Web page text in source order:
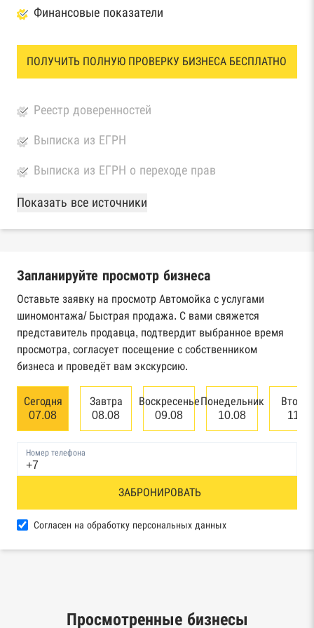
Финансовые показатели
ПОЛУЧИТЬ ПОЛНУЮ ПРОВЕРКУ БИЗНЕСА БЕСПЛАТНО
Реестр доверенностей
Выписка из ЕГРН
Выписка из ЕГРН о переходе прав
База Росстата
Реестры ЕГРЮЛ и ЕГРИП Федеральной
Реестр государственных контрактов
Федерального казначейства
Картотека арбитражных дел Высшего
арбитражного суда
Единый федеральный реестр сведений о
банкротстве юридических лиц
Реестр товарных знаков и знаков обслуживания
База исполнительного производства
Реестры лицензий: Росалкоголь,
Показать все источники
Запланируйте просмотр бизнеса
Оставьте заявку на просмотр Автомойка с услугами
шиномонтажа/ Быстрая продажа. С вами свяжется
представитель продавца, подтвердит выбранное время
просмотра, согласует посещение с собственником
бизнеса и проведёт вам экскурсию.
Сегодня
07.08
Завтра
08.08
Воскресенье
09.08
Понедельник
10.08
11.08
Номер телефона
ЗАБРОНИРОВАТЬ
Согласен на обработку персональных данных
Просмотренные бизнесы